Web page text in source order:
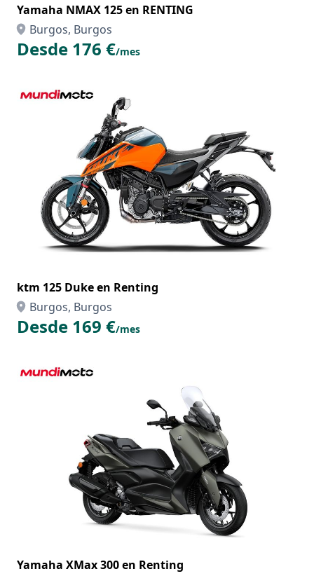
Yamaha NMAX 125 en RENTING
Burgos, Burgos
Desde 176 €/mes
ktm 125 Duke en Renting
Burgos, Burgos
Desde 169 €/mes
Yamaha XMax 300 en Renting